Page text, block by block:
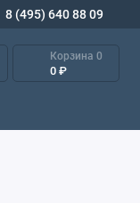
8 (495) 640 88 09
Корзина 0
0 ₽